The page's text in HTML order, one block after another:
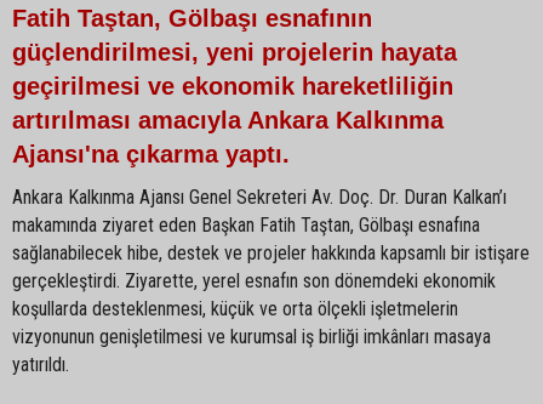
Fatih Taştan, Gölbaşı esnafının
güçlendirilmesi, yeni projelerin hayata
geçirilmesi ve ekonomik hareketliliğin
artırılması amacıyla Ankara Kalkınma
Ajansı'na çıkarma yaptı.
Ankara Kalkınma Ajansı Genel Sekreteri Av. Doç. Dr. Duran Kalkan’ı
makamında ziyaret eden Başkan Fatih Taştan, Gölbaşı esnafına
sağlanabilecek hibe, destek ve projeler hakkında kapsamlı bir istişare
gerçekleştirdi. Ziyarette, yerel esnafın son dönemdeki ekonomik
koşullarda desteklenmesi, küçük ve orta ölçekli işletmelerin
vizyonunun genişletilmesi ve kurumsal iş birliği imkânları masaya
yatırıldı.